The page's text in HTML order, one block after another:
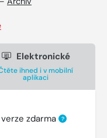
Elektronické
ihned i v mobilní
aplikaci
zdarma ?